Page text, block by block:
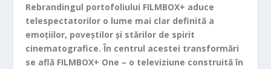
Rebrandingul portofoliului FILMBOX+ aduce
telespectatorilor o lume mai clar definită a
emoțiilor, poveștilor și stărilor de spirit
cinematografice. În centrul acestei transformări
se află FILMBOX+ One – o televiziune construită în